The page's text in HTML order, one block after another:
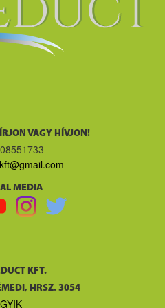
VAGY HÍVJON!
MEDIA
KFT.
HRSZ. 3054
GYIK